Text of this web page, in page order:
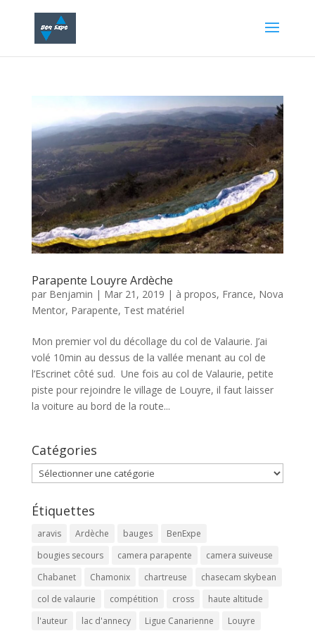
Parapente Louyre Ardèche
par Benjamin | Mar 21, 2019 | à propos, France, Nova
Mentor, Parapente, Test matériel
Mon premier vol du décollage du col de Valaurie. J’ai
volé 10min au dessus de la vallée menant au col de
l’Escrinet côté sud. Une fois au col de Valaurie, petite
piste pour rejoindre le village de Louyre, il faut laisser
la voiture au bord de la route...
Catégories
Catégories
Étiquettes
aravis Ardèche bauges
BenExpe
bougies secours
camera parapente
camera suiveuse
Chabanet
Chamonix chartreuse
chasecam skybean
col de valaurie
compétition cross
haute altitude
l'auteur
lac d'annecy Ligue Canarienne Louyre